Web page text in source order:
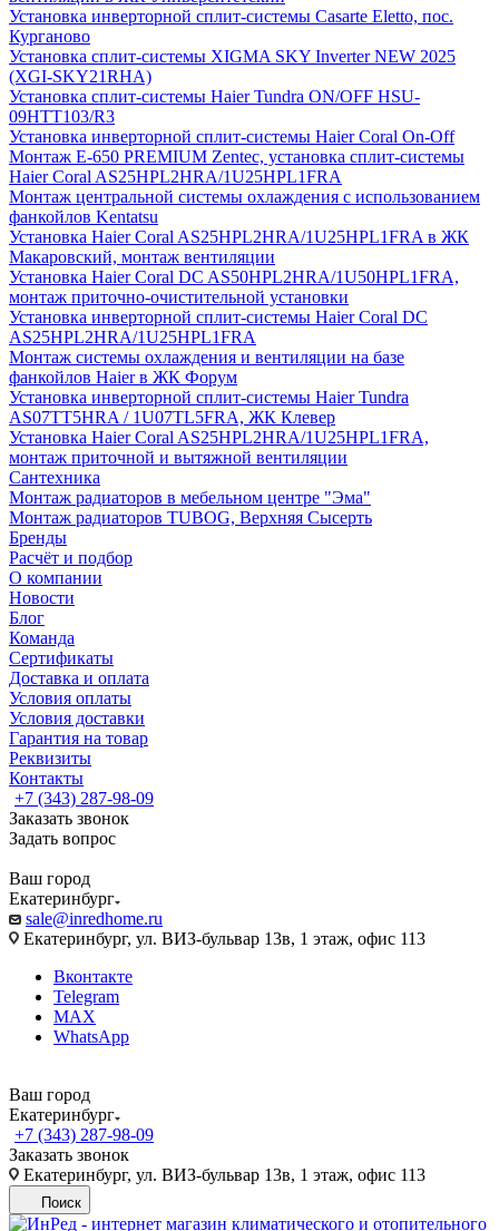
Установка инверторной сплит-системы Casarte Eletto, пос.
Курганово
Установка сплит-системы XIGMA SKY Inverter NEW 2025
(XGI-SKY21RHA)
Установка сплит-системы Haier Tundra ON/OFF HSU-
09HTT103/R3
Установка инверторной сплит-системы Haier Coral On-Off
Монтаж E-650 PREMIUM Zentec, установка сплит-системы
Haier Coral AS25HPL2HRA/1U25HPL1FRA
Монтаж центральной системы охлаждения с использованием
фанкойлов Kentatsu
Установка Haier Coral AS25HPL2HRA/1U25HPL1FRA в ЖК
Макаровский, монтаж вентиляции
Установка Haier Coral DC AS50HPL2HRA/1U50HPL1FRA,
монтаж приточно-очистительной установки
Установка инверторной сплит-системы Haier Coral DC
AS25HPL2HRA/1U25HPL1FRA
Монтаж системы охлаждения и вентиляции на базе
фанкойлов Haier в ЖК Форум
Установка инверторной сплит-системы Haier Tundra
AS07TT5HRA / 1U07TL5FRA, ЖК Клевер
Установка Haier Coral AS25HPL2HRA/1U25HPL1FRA,
монтаж приточной и вытяжной вентиляции
Сантехника
Монтаж радиаторов в мебельном центре "Эма"
Монтаж радиаторов TUBOG, Верхняя Сысерть
Бренды
Расчёт и подбор
О компании
Новости
Блог
Команда
Сертификаты
Доставка и оплата
Условия оплаты
Условия доставки
Гарантия на товар
Реквизиты
Контакты
+7 (343) 287-98-09
Заказать звонок
Задать вопрос
Ваш город
Екатеринбург
sale@inredhome.ru
Екатеринбург, ул. ВИЗ-бульвар 13в, 1 этаж, офис 113
Вконтакте
Telegram
MAX
WhatsApp
Ваш город
Екатеринбург
+7 (343) 287-98-09
Заказать звонок
Екатеринбург, ул. ВИЗ-бульвар 13в, 1 этаж, офис 113
Поиск